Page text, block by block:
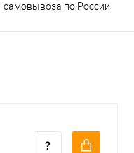
самовывоза по России